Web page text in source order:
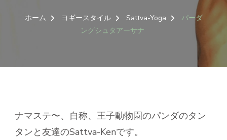
ホーム ヨギースタイル Sattva-Yoga
パーダ
ングシュタアーサナ
ナマステ〜、自称、王子動物園のパンダのタン
タンと友達のSattva-Kenです。